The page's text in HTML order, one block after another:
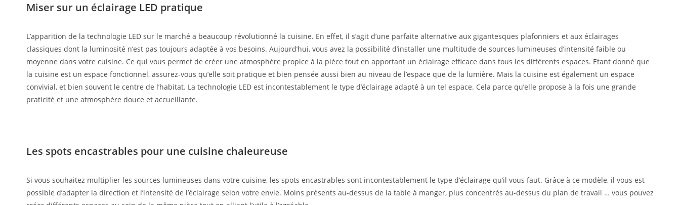
Miser sur un éclairage LED pratique
L’apparition de la technologie LED sur le marché a beaucoup révolutionné la cuisine. En effet, il s’agit d’une parfaite alternative aux gigantesques plafonniers et aux éclairages
classiques dont la luminosité n’est pas toujours adaptée à vos besoins. Aujourd’hui, vous avez la possibilité d’installer une multitude de sources lumineuses d’intensité faible ou
moyenne dans votre cuisine. Ce qui vous permet de créer une atmosphère propice à la pièce tout en apportant un éclairage efficace dans tous les différents espaces. Etant donné que
la cuisine est un espace fonctionnel, assurez-vous qu’elle soit pratique et bien pensée aussi bien au niveau de l’espace que de la lumière. Mais la cuisine est également un espace
convivial, et bien souvent le centre de l’habitat. La technologie LED est incontestablement le type d’éclairage adapté à un tel espace. Cela parce qu’elle propose à la fois une grande
praticité et une atmosphère douce et accueillante.
Les spots encastrables pour une cuisine chaleureuse
Si vous souhaitez multiplier les sources lumineuses dans votre cuisine, les spots encastrables sont incontestablement le type d’éclairage qu’il vous faut. Grâce à ce modèle, il vous est
possible d’adapter la direction et l’intensité de l’éclairage selon votre envie. Moins présents au-dessus de la table à manger, plus concentrés au-dessus du plan de travail … vous pouvez